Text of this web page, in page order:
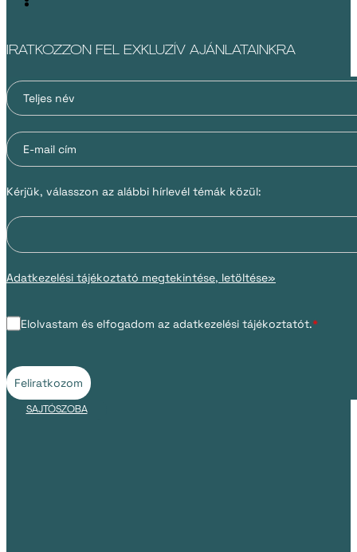
IRATKOZZON FEL EXKLUZÍV AJÁNLATAINKRA
Kérjük, válasszon az alábbi hírlevél témák közül:
Adatkezelési tájékoztató megtekintése, letöltése»
Elolvastam és elfogadom az adatkezelési tájékoztatót.*
Feliratkozom
SAJTÓSZOBA